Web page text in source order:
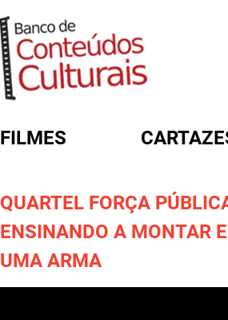
FILMES
QUARTEL FORÇA
ENSINANDO A MONTAR
UMA ARMA
FORMULÁRIO